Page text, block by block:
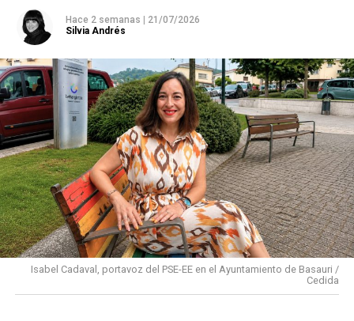
Hace 2 semanas
21/07/2026
Silvia Andrés
Isabel Cadaval, portavoz del PSE-EE en el Ayuntamiento de Basauri /
Cedida